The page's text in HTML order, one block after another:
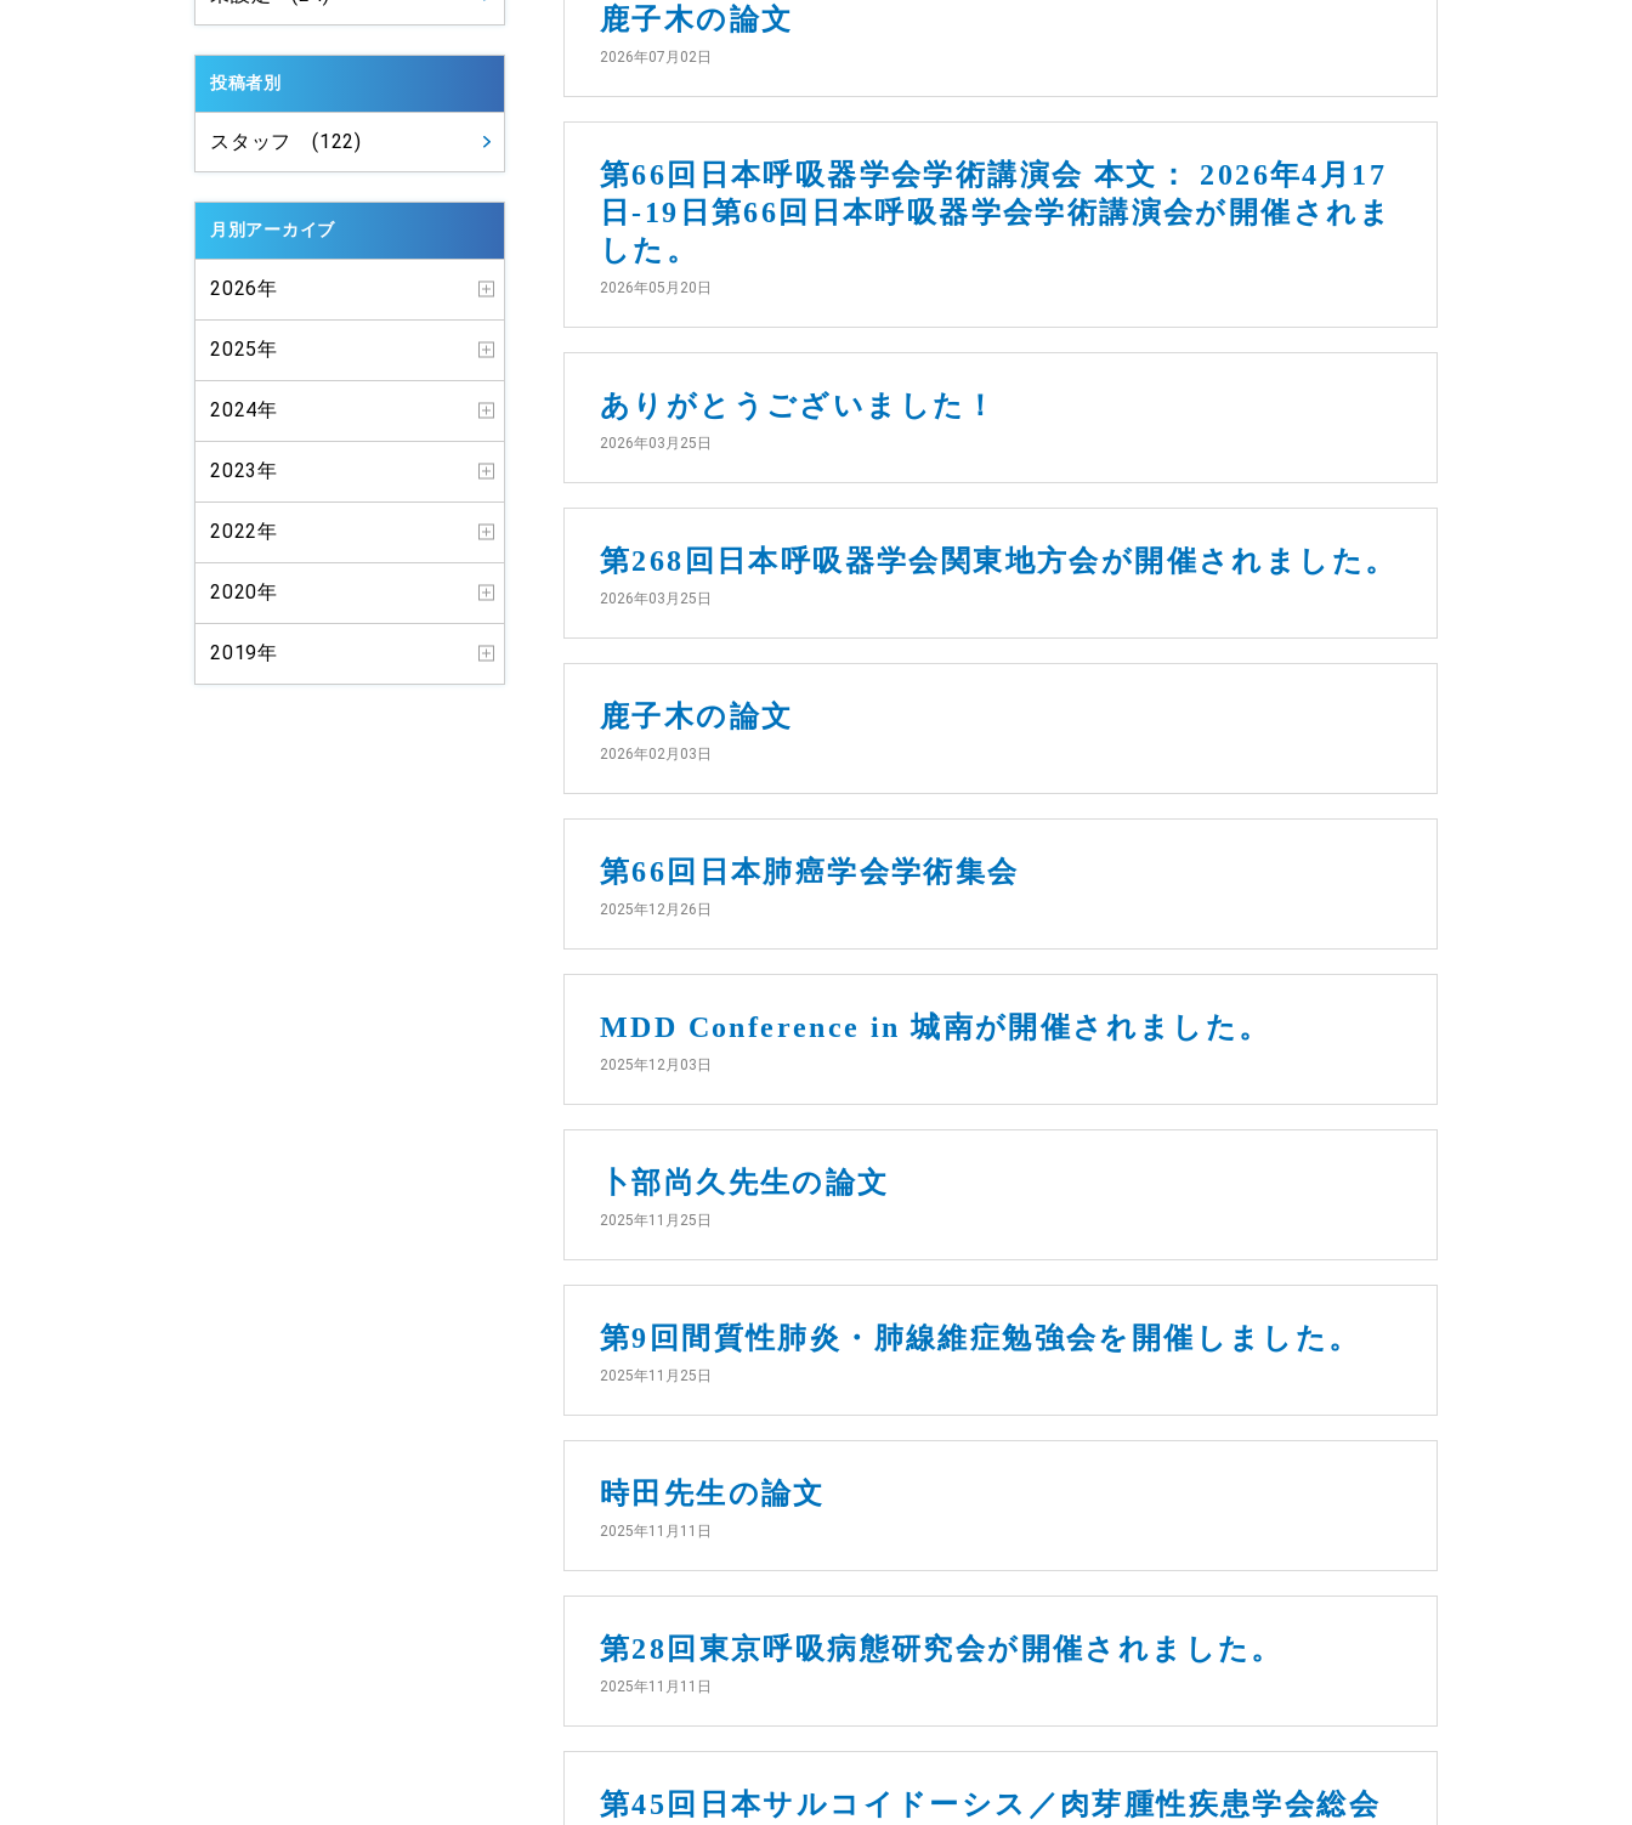
鹿子木の論文
2026年07月02日
第66回日本呼吸器学会学術講演会 本文： 2026年4月17
日-19日第66回日本呼吸器学会学術講演会が開催されま
した。
2026年05月20日
ありがとうございました！
2026年03月25日
第268回日本呼吸器学会関東地方会が開催されました。
2026年03月25日
鹿子木の論文
2026年02月03日
第66回日本肺癌学会学術集会
2025年12月26日
MDD Conference in 城南が開催されました。
2025年12月03日
卜部尚久先生の論文
2025年11月25日
第9回間質性肺炎・肺線維症勉強会を開催しました。
2025年11月25日
時田先生の論文
2025年11月11日
第28回東京呼吸病態研究会が開催されました。
2025年11月11日
第45回日本サルコイドーシス／⾁芽腫性疾患学会総会
投稿者別
スタッフ (122)
月別アーカイブ
2026年
2025年
2024年
2023年
2022年
2020年
2019年